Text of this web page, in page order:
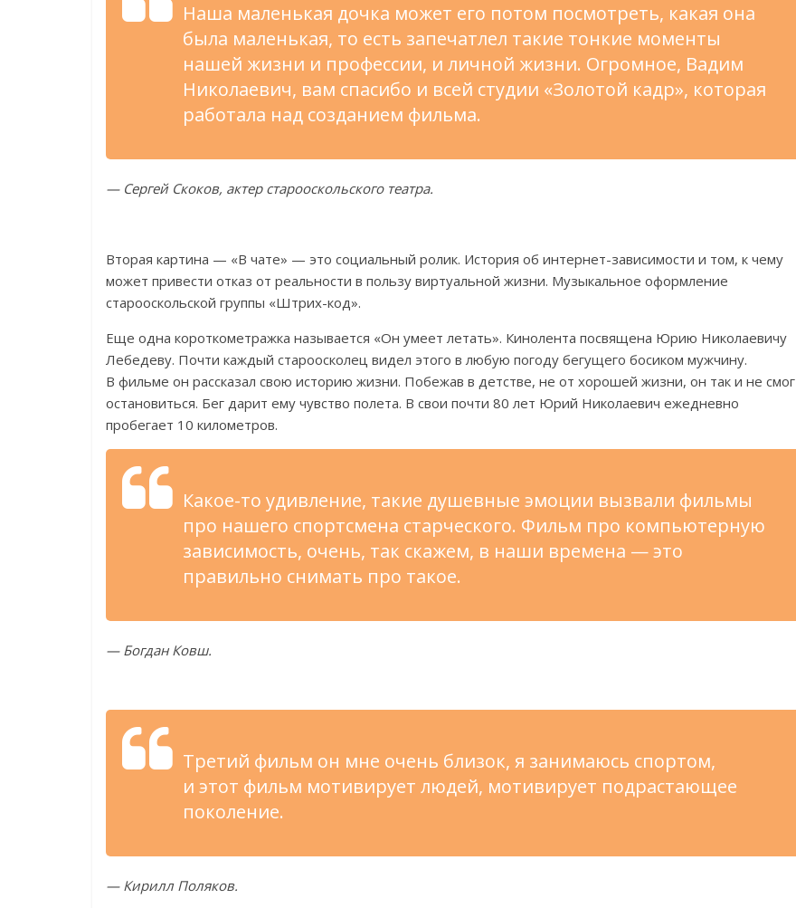
Наша маленькая дочка может его потом посмотреть, какая она
была маленькая, то есть запечатлел такие тонкие моменты
нашей жизни и профессии, и личной жизни. Огромное, Вадим
Николаевич, вам спасибо и всей студии «Золотой кадр», которая
работала над созданием фильма.
— Сергей Скоков, актер старооскольского театра.
Вторая картина — «В чате» — это социальный ролик. История об интернет-зависимости и том, к чему
может привести отказ от реальности в пользу виртуальной жизни. Музыкальное оформление
старооскольской группы «Штрих-код».
Еще одна короткометражка называется «Он умеет летать». Кинолента посвящена Юрию Николаевичу
Лебедеву. Почти каждый староосколец видел этого в любую погоду бегущего босиком мужчину.
В фильме он рассказал свою историю жизни. Побежав в детстве, не от хорошей жизни, он так и не смог
остановиться. Бег дарит ему чувство полета. В свои почти 80 лет Юрий Николаевич ежедневно
пробегает 10 километров.
Какое-то удивление, такие душевные эмоции вызвали фильмы
про нашего спортсмена старческого. Фильм про компьютерную
зависимость, очень, так скажем, в наши времена —это
правильно снимать про такое.
— Богдан Ковш.
Третий фильм он мне очень близок, я занимаюсь спортом,
и этот фильм мотивирует людей, мотивирует подрастающее
поколение.
— Кирилл Поляков.